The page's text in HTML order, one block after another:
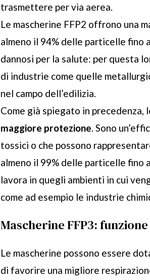
trasmettere per via aerea.
Le mascherine FFP2 offrono una
almeno il 94% delle particelle fino
dannosi per la salute: per questa
di industrie come quelle
nel campo dell’edilizia.
Come già spiegato in precedenza,
maggiore protezione. Sono
tossici o che possono
almeno il 99% delle particelle fino
lavora in quegli ambienti in cui
come ad esempio le industrie
Mascherine FFP3:
Le mascherine possono essere
di favorire una migliore